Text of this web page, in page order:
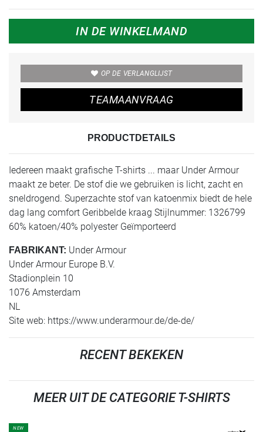
IN DE WINKELMAND
OP DE VERLANGLIJST
TEAMAANVRAAG
PRODUCTDETAILS
Iedereen maakt grafische T-shirts ... maar Under Armour
maakt ze beter. De stof die we gebruiken is licht, zacht en
sneldrogend. Superzachte stof van katoenmix biedt de hele
dag lang comfort Geribbelde kraag Stijlnummer: 1326799
60% katoen/40% polyester Geïmporteerd
FABRIKANT: Under Armour
Under Armour Europe B.V.
Stadionplein 10
1076 Amsterdam
NL
Site web: https://www.underarmour.de/de-de/
RECENT BEKEKEN
MEER UIT DE CATEGORIE T-SHIRTS
NEW